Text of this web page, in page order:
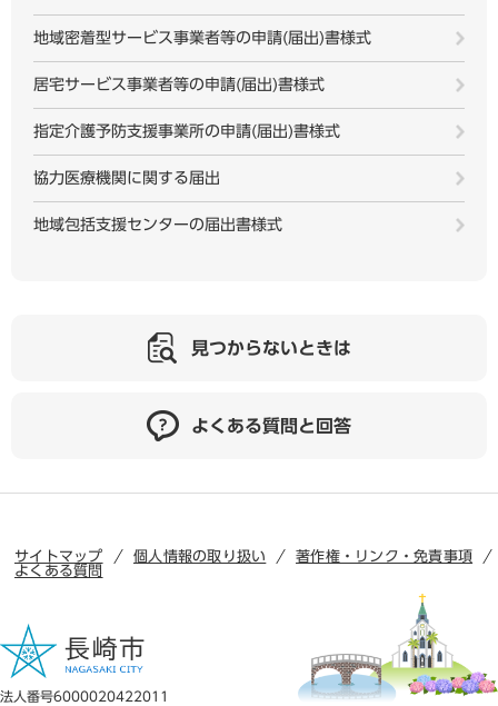
地域密着型サービス事業者等の申請(届出)書様式
居宅サービス事業者等の申請(届出)書様式
指定介護予防支援事業所の申請(届出)書様式
協力医療機関に関する届出
地域包括支援センターの届出書様式
見つからないときは
よくある質問と回答
サイトマップ 個人情報の取り扱い
著作権・リンク・免責事項
よくある質問
法人番号6000020422011